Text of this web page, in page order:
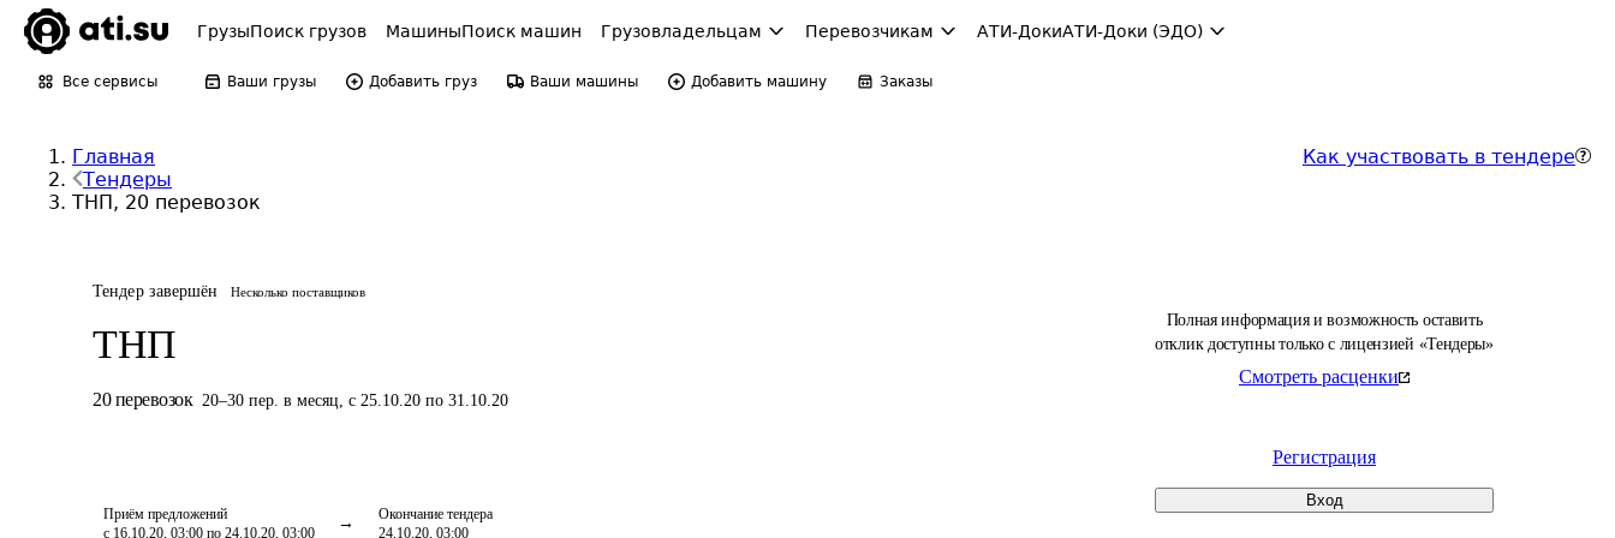
ГрузыПоиск грузов МашиныПоиск машин Грузовладельцам Перевозчикам АТИ-ДокиАТИ-Доки (ЭДО)
Все сервисы Ваши грузы Добавить груз Ваши машины Добавить машину Заказы
Главная
Тендеры
ТНП, 20 перевозок
Как участвовать в тендере
Тендер завершён Несколько поставщиков
ТНП
20 перевозок 20–30 пер. в месяц, с 25.10.20 по 31.10.20
Приём предложений
с 16.10.20, 03:00 по 24.10.20, 03:00
Окончание тендера
24.10.20, 03:00
Полная информация и возможность оставить
отклик доступны только с лицензией «Тендеры»
Смотреть расценки
Регистрация
Вход